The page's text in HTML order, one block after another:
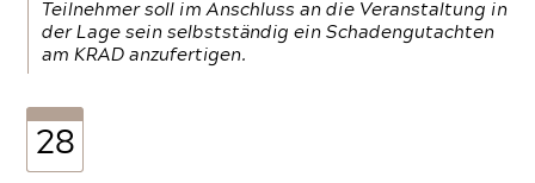
Teilnehmer soll im Anschluss an die Veranstaltung in
der Lage sein selbstständig ein Schadengutachten
am KRAD anzufertigen.
28